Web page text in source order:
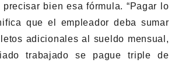
precisar bien esa fórmula. “Pagar lo
que el empleador deba sumar
adicionales al sueldo mensual,
trabajado se pague triple de